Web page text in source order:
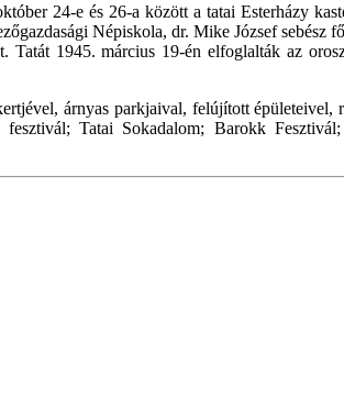
24-e és 26-a között a tatai Esterházy
Népiskola, dr. Mike József sebész
Tatát 1945. március 19-én elfoglalták az
árnyas parkjaival, felújított épületeivel,
Tatai Sokadalom; Barokk